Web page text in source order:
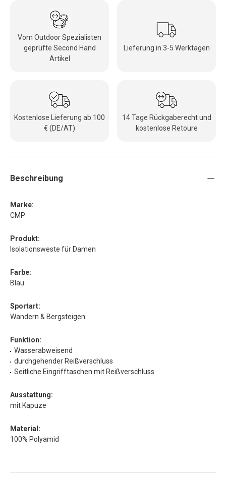
Vom Outdoor Spezialisten
geprüfte Second Hand
Artikel
Lieferung in 3-5 Werktagen
Kostenlose Lieferung ab 100
€ (DE/AT)
14 Tage Rückgaberecht und
kostenlose Retoure
Beschreibung
Marke:
CMP
Produkt:
Isolationsweste für Damen
Farbe:
Blau
Sportart:
Wandern & Bergsteigen
Funktion:
Wasserabweisend
durchgehender Reißverschluss
Seitliche Eingrifftaschen mit Reißverschluss
Ausstattung:
mit Kapuze
Material:
100% Polyamid